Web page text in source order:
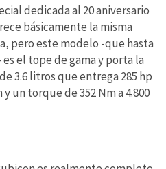
dedicada al 20 aniversario
básicamente la misma
pero este modelo -que hasta
el tope de gama y porta la
3.6 litros que entrega 285 hp
un torque de 352 Nm a 4.800